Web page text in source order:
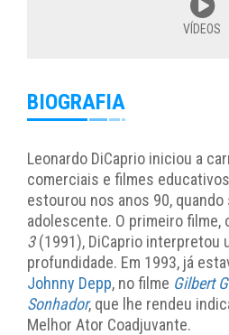
VÍDEOS
BIOGRAFIA
Leonardo DiCaprio iniciou a
comerciais e filmes
estourou nos anos 90,
adolescente. O primeiro filme,
3(1991), DiCaprio interpretou
profundidade. Em 1993, já
Johnny Depp, no filme Gilbert
Sonhador, que lhe rendeu
Melhor Ator Coadjuvante.